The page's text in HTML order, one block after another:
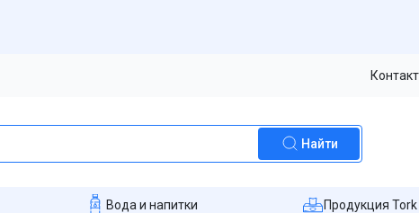
Найти
Вода и напитки Продукция Tork